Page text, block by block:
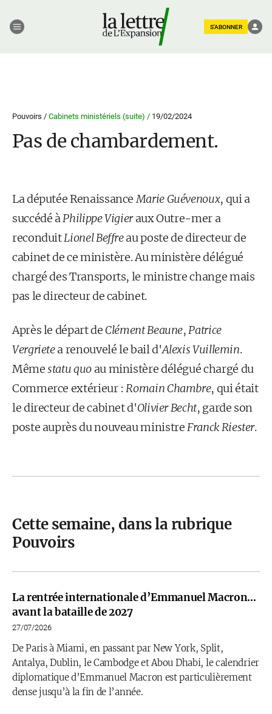
S'ABONNER
Pouvoirs / Cabinets ministériels (suite) / 19/02/2024
Pas de chambardement.
La députée RenaissanceMarie Guévenoux, qui a
succédé àPhilippe Vigieraux Outre-mer a
reconduitLionel Beffreau poste de directeur de
cabinet de ce ministère. Au ministère délégué
chargé des Transports, le ministre change mais
pas le directeur de cabinet.
Après le départ deClément Beaune,Patrice
Vergrietea renouvelé le bail d'Alexis Vuillemin.
Mêmestatu quoau ministère délégué chargé du
Commerce extérieur :Romain Chambre, qui était
le directeur de cabinet d'Olivier Becht, garde son
poste auprès du nouveau ministreFranck Riester.
Cette semaine, dans la rubrique
Pouvoirs
La rentrée internationale d’Emmanuel Macron…
avant la bataille de 2027
27/07/2026
De Paris à Miami, en passant par New York, Split,
Antalya, Dublin, le Cambodge et Abou Dhabi, le calendrier
diplomatique d’Emmanuel Macron est particulièrement
dense jusqu’à la fin de l’année.